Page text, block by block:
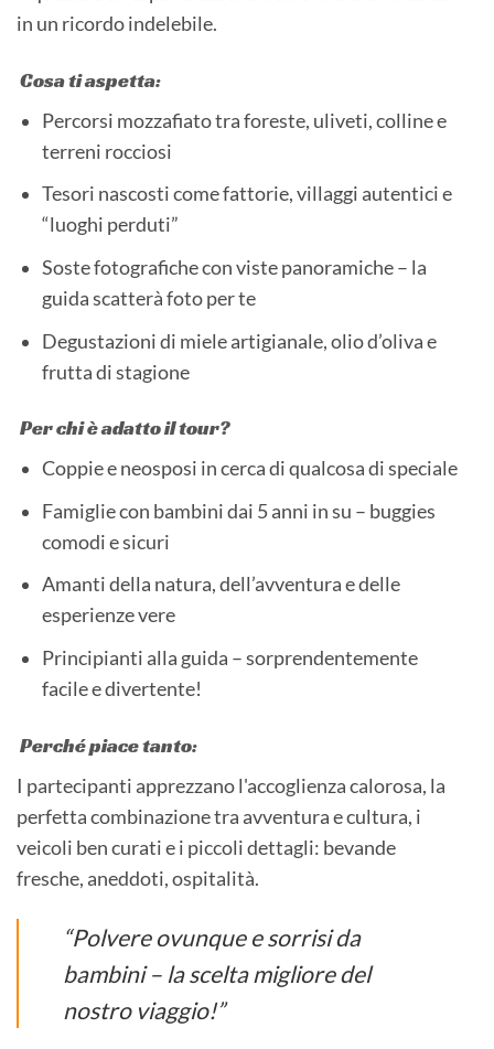
in un ricordo indelebile.
Cosa ti aspetta:
Percorsi mozzafiato tra foreste, uliveti, colline e
terreni rocciosi
Tesori nascosti come fattorie, villaggi autentici e
“luoghi perduti”
Soste fotografiche con viste panoramiche – la
guida scatterà foto per te
Degustazioni di miele artigianale, olio d’oliva e
frutta di stagione
Per chi è adatto il tour?
Coppie e neosposi in cerca di qualcosa di speciale
Famiglie con bambini dai 5 anni in su – buggies
comodi e sicuri
Amanti della natura, dell’avventura e delle
esperienze vere
Principianti alla guida – sorprendentemente
facile e divertente!
Perché piace tanto:
I partecipanti apprezzano l'accoglienza calorosa, la
perfetta combinazione tra avventura e cultura, i
veicoli ben curati e i piccoli dettagli: bevande
fresche, aneddoti, ospitalità.
“Polvere ovunque e sorrisi da
bambini – la scelta migliore del
nostro viaggio!”